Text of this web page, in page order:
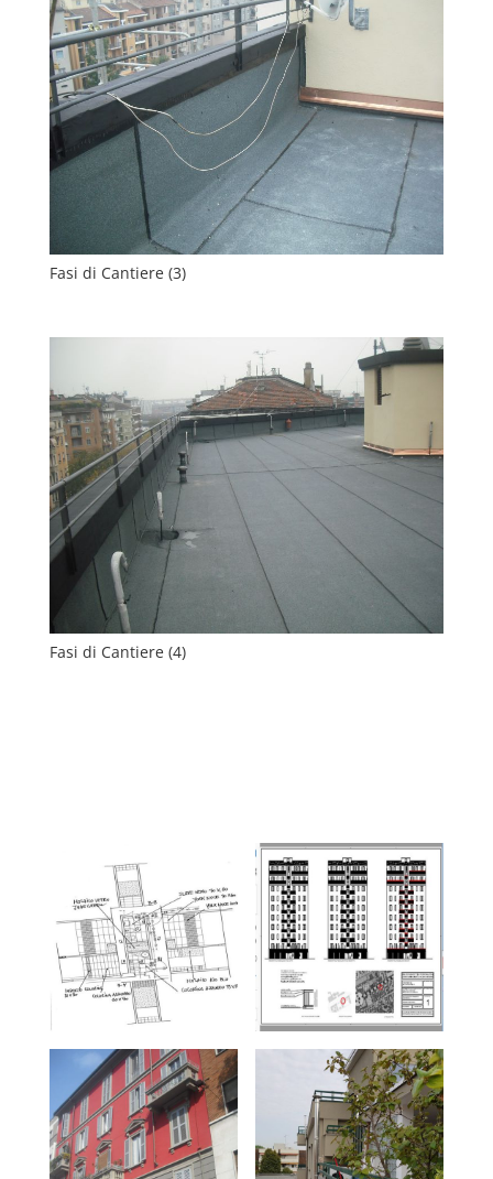
Fasi di Cantiere (3)
Fasi di Cantiere (4)